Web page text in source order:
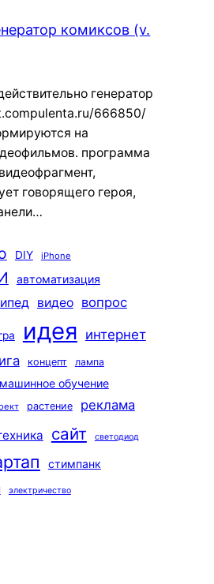
комиксов (v.
генератор
666850/
на
программа
говорящего героя,
DIY iPhone
автоматизация
видео вопрос
идея интернет
концепт лампа
машинное обучение
растение реклама
сайт светодиод
стимпанк
электричество